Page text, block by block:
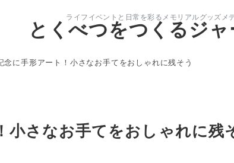
ライフイベントと日常を彩るメモリアルグッズメ
とくべつをつくるジ
念に手形アート！小さなお手てをおしゃれに残そう
小さなお手てをおしゃれに残